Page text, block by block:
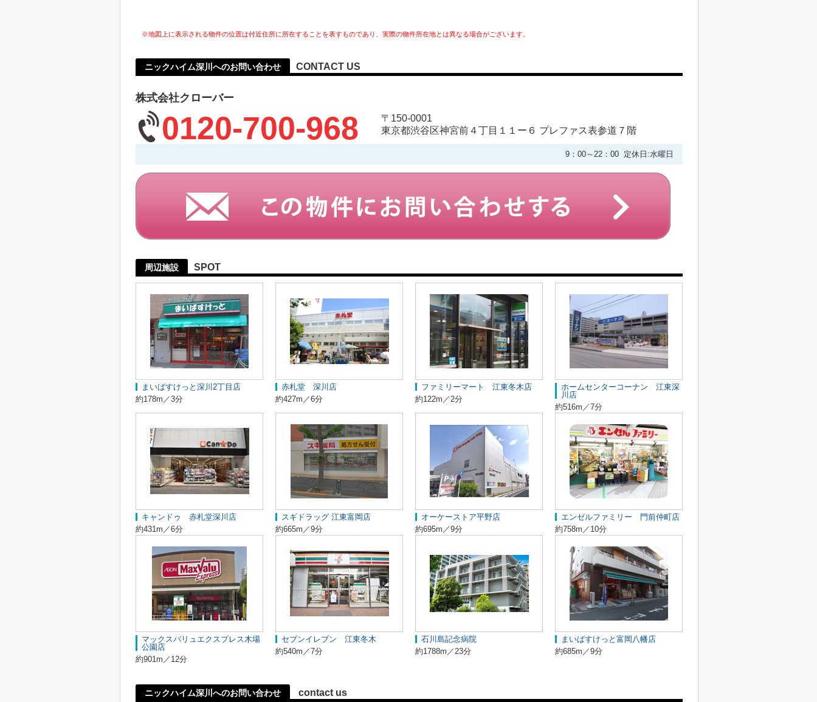
※地図上に表示される物件の位置は付近住所に所在することを表すものであり、実際の物件所在地とは異なる場合がございます。
ニックハイム深川へのお問い合わせ CONTACT US
株式会社クローバー
0120-700-968
〒150-0001
東京都渋谷区神宮前４丁目１１ー６ プレファス表参道７階
9：00～22：00 定休日:水曜日
周辺施設 SPOT
まいばすけっと深川2丁目店
約178m／3分
赤札堂 深川店
約427m／6分
ファミリーマート 江東冬木店
約122m／2分
ホームセンターコーナン 江東深
川店
約516m／7分
キャンドゥ 赤札堂深川店
約431m／6分
スギドラッグ 江東富岡店
約665m／9分
オーケーストア平野店
約695m／9分
エンゼルファミリー 門前仲町店
約758m／10分
マックスバリュエクスプレス木場
公園店
約901m／12分
セブンイレブン 江東冬木
約540m／7分
石川島記念病院
約1788m／23分
まいばすけっと富岡八幡店
約685m／9分
ニックハイム深川へのお問い合わせ contact us